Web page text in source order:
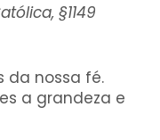
§1149
da nossa fé.
a grandeza e